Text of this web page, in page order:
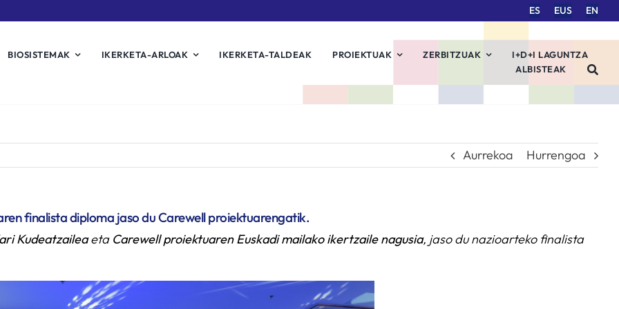
ES EUS EN
BIOSISTEMAK IKERKETA-ARLOAK IKERKETA-TALDEAK PROIEKTUAK ZERBITZUAK
I+D+I LAGUNTZA
ALBISTEAK
Aurrekoa Hurrengoa
finalista diploma jaso du Carewell proiektuarengatik.
KudeatzaileaetaCarewell proiektuaren Euskadi mailako ikertzaile nagusia, jaso du nazioarteko finalista